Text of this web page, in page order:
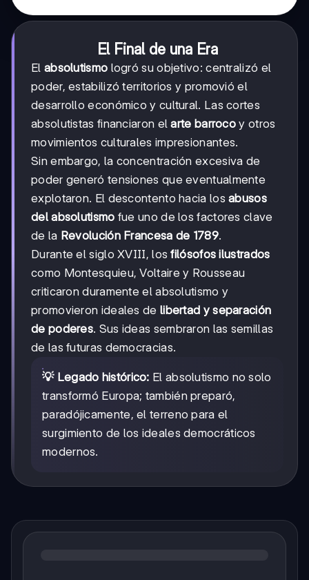
El Final de una Era
El absolutismo logró su objetivo: centralizó el
poder, estabilizó territorios y promovió el
desarrollo económico y cultural. Las cortes
absolutistas financiaron elarte barroco y otros
movimientos culturales impresionantes.
Sin embargo, la concentración excesiva de
poder generó tensiones que eventualmente
explotaron. El descontento hacia losabusos
del absolutismo fue uno de los factores clave
de la Revolución Francesa de 1789.
Durante el siglo XVIII, losfilósofos ilustrados
como Montesquieu, Voltaire y Rousseau
criticaron duramente el absolutismo y
promovieron ideales de libertad y separación
de poderes. Sus ideas sembraron las semillas
de las futuras democracias.
💡 Legado histórico: El absolutismo no solo
transformó Europa; también preparó,
paradójicamente, el terreno para el
surgimiento de los ideales democráticos
modernos.